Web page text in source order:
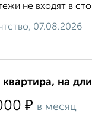
не входят в
07.08.2026
квартира, на
₽ в месяц